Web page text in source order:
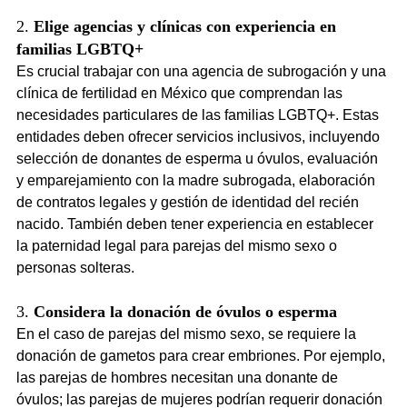
2. Elige agencias y clínicas con experiencia en
familias LGBTQ+
Es crucial trabajar con una agencia de subrogación y una
clínica de fertilidad en México que comprendan las
necesidades particulares de las familias LGBTQ+. Estas
entidades deben ofrecer servicios inclusivos, incluyendo
selección de donantes de esperma u óvulos, evaluación
y emparejamiento con la madre subrogada, elaboración
de contratos legales y gestión de identidad del recién
nacido. También deben tener experiencia en establecer
la paternidad legal para parejas del mismo sexo o
personas solteras.
3. Considera la donación de óvulos o esperma
En el caso de parejas del mismo sexo, se requiere la
donación de gametos para crear embriones. Por ejemplo,
las parejas de hombres necesitan una donante de
óvulos; las parejas de mujeres podrían requerir donación